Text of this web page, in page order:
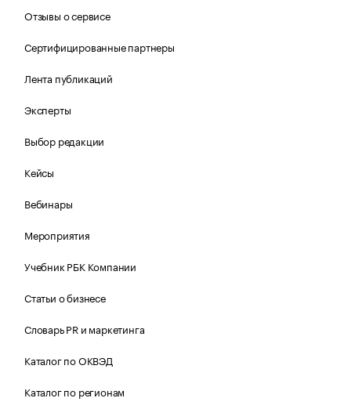
Отзывы о сервисе
Сертифицированные партнеры
Лента публикаций
Эксперты
Выбор редакции
Кейсы
Вебинары
Мероприятия
Учебник РБК Компании
Статьи о бизнесе
Словарь PR и маркетинга
Каталог по ОКВЭД
Каталог по регионам